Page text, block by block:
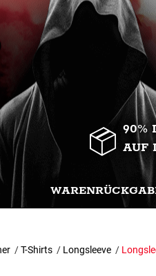
90%
AUF
/T-Shirts / Longsleeve /